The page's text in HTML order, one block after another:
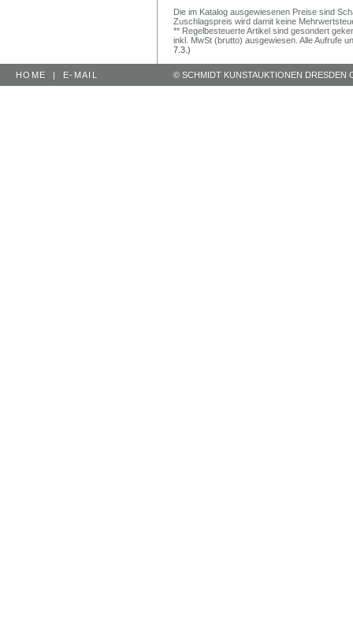
Die im Katalog ausgewiesenen Preise sind
Zuschlagspreis wird damit keine
** Regelbesteuerte Artikel sind gesondert
inkl. MwSt (brutto) ausgewiesen. Alle Aufrufe
7.3.)
HOME | E-MAIL © SCHMIDT KUNSTAUKTIONEN DRESDEN